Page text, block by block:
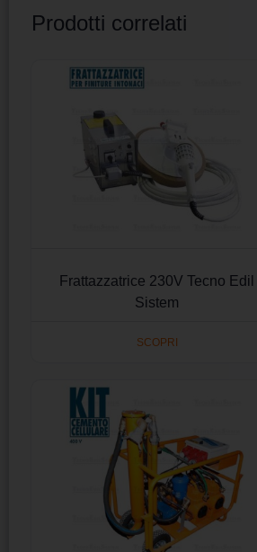
Prodotti correlati
Frattazzatrice 230V Tecno Edil
Sistem
SCOPRI